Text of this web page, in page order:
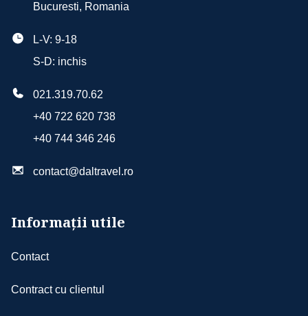
Bucuresti, Romania
L-V: 9-18
S-D: inchis
021.319.70.62
+40 722 620 738
+40 744 346 246
contact@daltravel.ro
Informații utile
Contact
Contract cu clientul